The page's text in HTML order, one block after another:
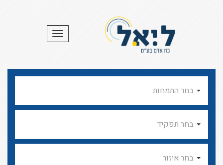
תפריט
בחר התמחות
בחר תפקיד
בחר איזור